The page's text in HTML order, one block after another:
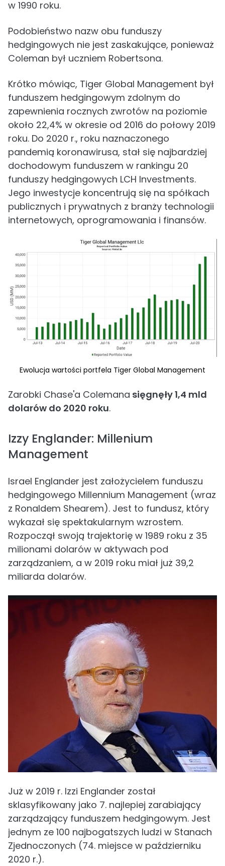
w 1990 roku.
Podobieństwo nazw obu funduszy
hedgingowych nie jest zaskakujące, ponieważ
Coleman był uczniem Robertsona.
Krótko mówiąc, Tiger Global Management był
funduszem hedgingowym zdolnym do
zapewnienia rocznych zwrotów na poziomie
około 22,4% w okresie od 2016 do połowy 2019
roku. Do 2020 r., roku naznaczonego
pandemią koronawirusa, stał się najbardziej
dochodowym funduszem w rankingu 20
funduszy hedgingowych LCH Investments.
Jego inwestycje koncentrują się na spółkach
publicznych i prywatnych z branży technologii
internetowych, oprogramowania i finansów.
Ewolucja wartości portfela Tiger Global Management
Zarobki Chase'a Colemana sięgnęły 1,4 mld
dolarów do 2020 roku.
Izzy Englander: Millenium
Management
Israel Englander jest założycielem funduszu
hedgingowego Millennium Management (wraz
z Ronaldem Shearem). Jest to fundusz, który
wykazał się spektakularnym wzrostem.
Rozpoczął swoją trajektorię w 1989 roku z 35
milionami dolarów w aktywach pod
zarządzaniem, a w 2019 roku miał już 39,2
miliarda dolarów.
Już w 2019 r. Izzi Englander został
sklasyfikowany jako 7. najlepiej zarabiający
zarządzający funduszem hedgingowym. Jest
jednym ze 100 najbogatszych ludzi w Stanach
Zjednoczonych (74. miejsce w październiku
2020 r.).